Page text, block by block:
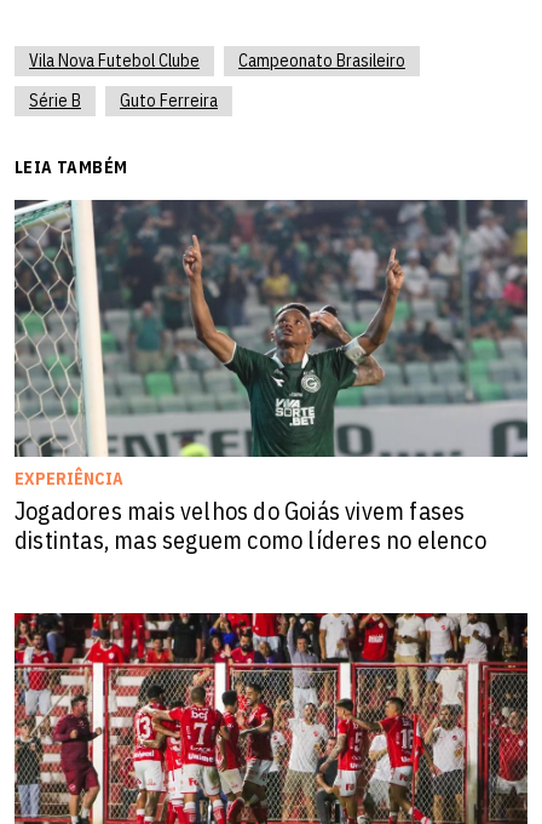
Vila Nova Futebol Clube
Campeonato Brasileiro
Série B
Guto Ferreira
LEIA TAMBÉM
EXPERIÊNCIA
Jogadores mais velhos do Goiás vivem fases
distintas, mas seguem como líderes no elenco